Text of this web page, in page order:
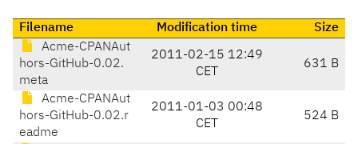
Filename Modification time
Size
Acme-CPANAut
hors-GitHub-0.02.
meta
2011-02-15 12:49
CET
631 B
Acme-CPANAut
hors-GitHub-0.02.r
eadme
2011-01-03 00:48
CET
524 B